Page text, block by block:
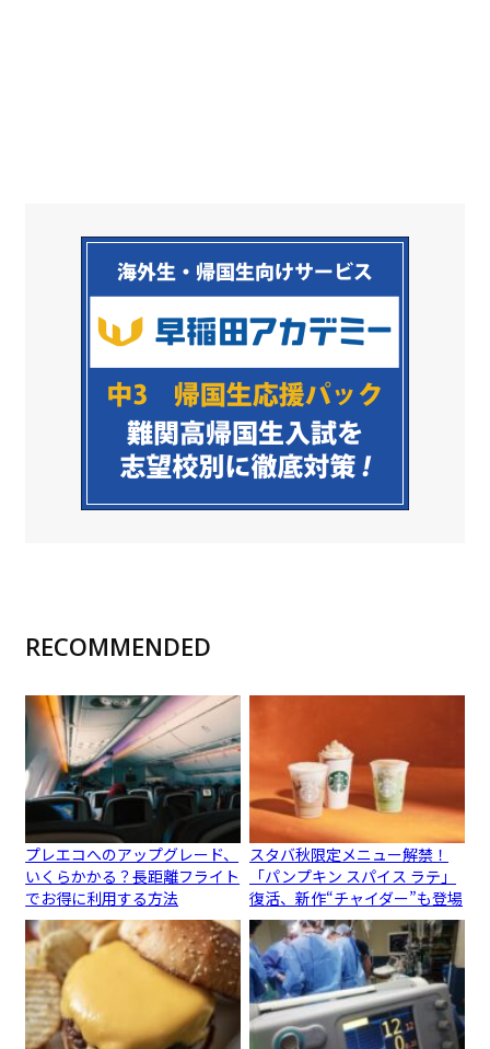
RECOMMENDED
プレエコへのアップグレード、
いくらかかる？長距離フライト
でお得に利用する方法
スタバ秋限定メニュー解禁！
「パンプキン スパイス ラテ」
復活、新作“チャイダー”も登場